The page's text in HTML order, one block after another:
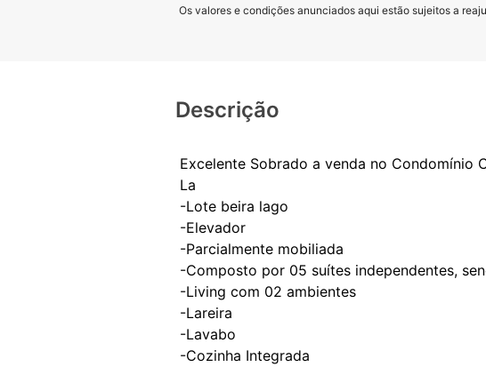
Os valores e condições anunciados aqui estão sujeitos a
Descrição
Excelente Sobrado a venda no Condomínio
La
-Lote beira lago
-Elevador
-Parcialmente mobiliada
-Composto por 05 suítes independentes,
-Living com 02 ambientes
-Lareira
-Lavabo
-Cozinha Integrada